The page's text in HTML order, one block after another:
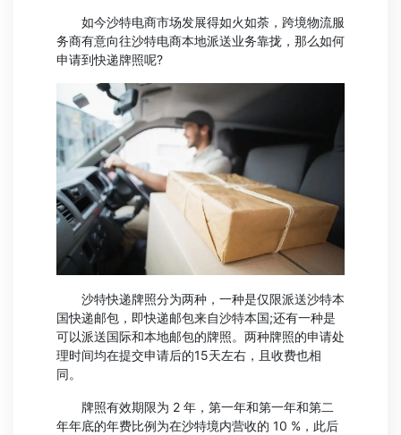
如今沙特电商市场发展得如火如荼，跨境物流服
务商有意向往沙特电商本地派送业务靠拢，那么如何
申请到快递牌照呢?
沙特快递牌照分为两种，一种是仅限派送沙特本
国快递邮包，即快递邮包来自沙特本国;还有一种是
可以派送国际和本地邮包的牌照。两种牌照的申请处
理时间均在提交申请后的15天左右，且收费也相
同。
牌照有效期限为 2 年，第一年和第一年和第二
年年底的年费比例为在沙特境内营收的 10 %，此后